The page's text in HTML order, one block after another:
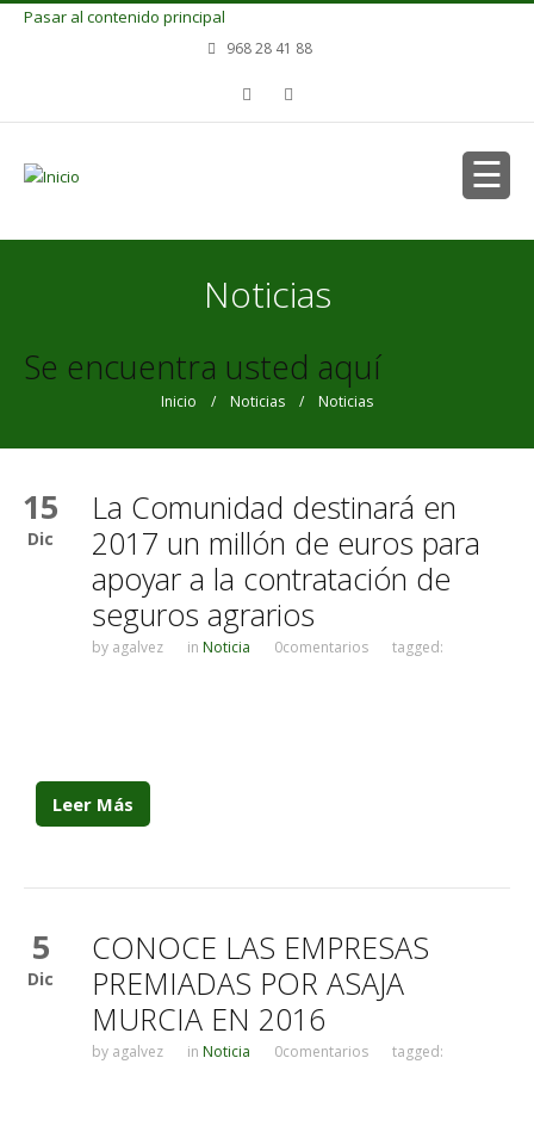
Pasar al contenido principal
968 28 41 88
Noticias
Se encuentra usted aquí
Inicio / Noticias / Noticias
15
Dic
La Comunidad destinará en
2017 un millón de euros para
apoyar a la contratación de
seguros agrarios
by agalvez in Noticia 0comentarios tagged:
Leer Más
5
Dic
CONOCE LAS EMPRESAS
PREMIADAS POR ASAJA
MURCIA EN 2016
by agalvez in Noticia 0comentarios tagged: